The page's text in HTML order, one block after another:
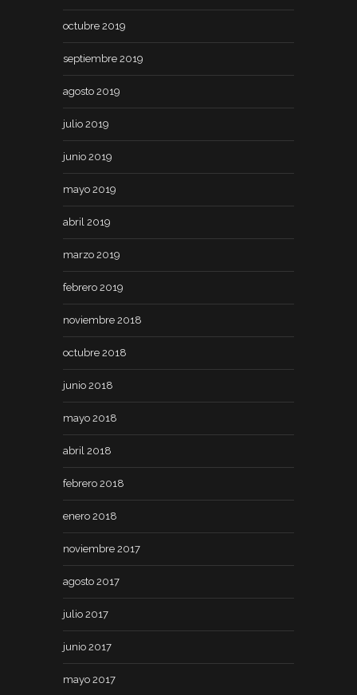
octubre 2019
septiembre 2019
agosto 2019
julio 2019
junio 2019
mayo 2019
abril 2019
marzo 2019
febrero 2019
noviembre 2018
octubre 2018
junio 2018
mayo 2018
abril 2018
febrero 2018
enero 2018
noviembre 2017
agosto 2017
julio 2017
junio 2017
mayo 2017